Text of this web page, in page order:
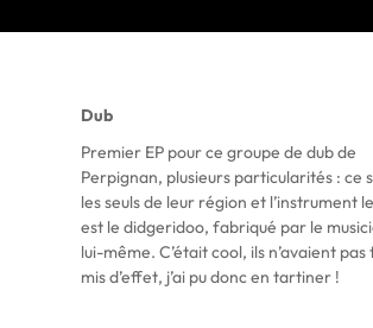
Dub
Premier EP pour ce groupe de dub de
Perpignan, plusieurs particularités : ce
les seuls de leur région et l’instrument
est le didgeridoo, fabriqué par le
lui-même. C’était cool, ils n’avaient
mis d’effet, j’ai pu donc en tartiner !